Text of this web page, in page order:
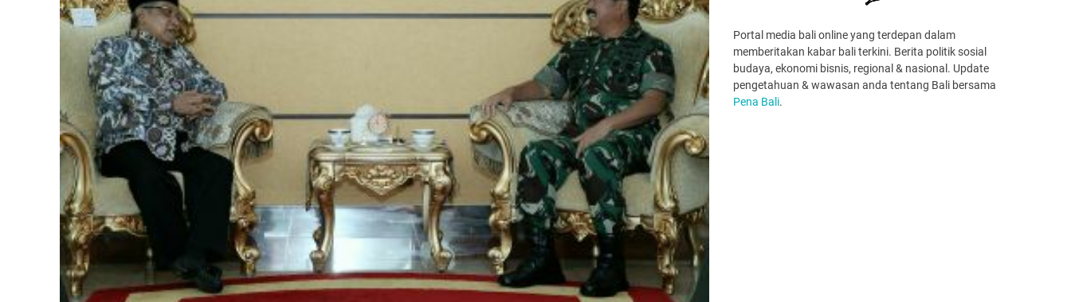
Portal media bali online yang terdepan dalam
memberitakan kabar bali terkini. Berita politik sosial
budaya, ekonomi bisnis, regional & nasional. Update
pengetahuan & wawasan anda tentang Bali bersama
Pena Bali.